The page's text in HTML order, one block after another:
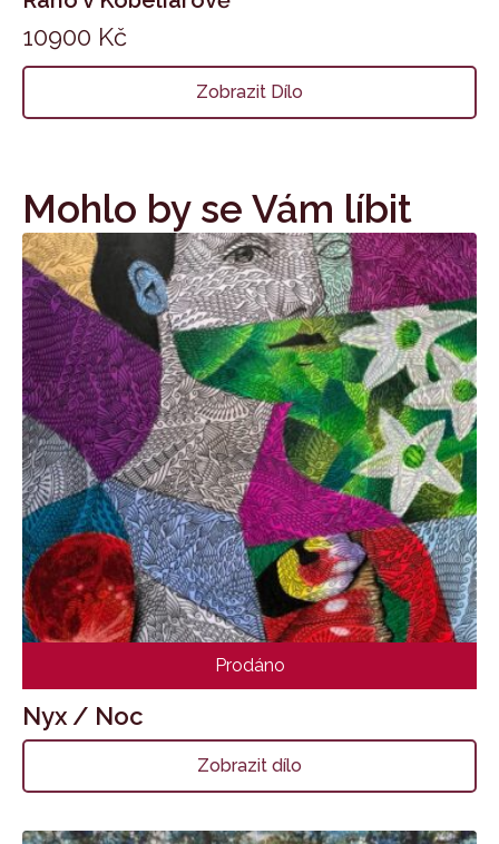
10900 Kč
Zobrazit Dílo
Mohlo by se Vám líbit
Prodáno
Nyx / Noc
Zobrazit dílo